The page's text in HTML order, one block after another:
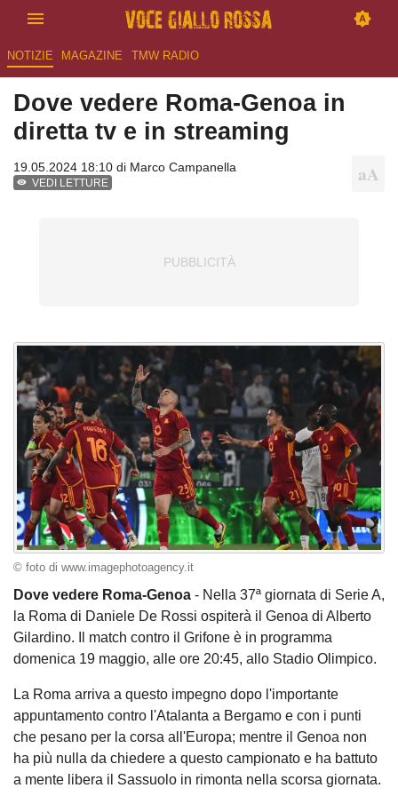
NOTIZIE MAGAZINE TMW RADIO
Dove vedere Roma-Genoa in
diretta tv e in streaming
19.05.2024 18:10 di Marco Campanella
VEDI LETTURE
© foto di www.imagephotoagency.it
Dove vedere Roma-Genoa - Nella 37ª giornata di Serie A,
la Roma di Daniele De Rossi ospiterà il Genoa di Alberto
Gilardino. Il match contro il Grifone è in programma
domenica 19 maggio, alle ore 20:45, allo Stadio Olimpico.
La Roma arriva a questo impegno dopo l'importante
appuntamento contro l'Atalanta a Bergamo e con i punti
che pesano per la corsa all'Europa; mentre il Genoa non
ha più nulla da chiedere a questo campionato e ha battuto
a mente libera il Sassuolo in rimonta nella scorsa giornata.